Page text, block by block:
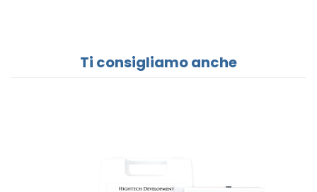
Ti consigliamo anche